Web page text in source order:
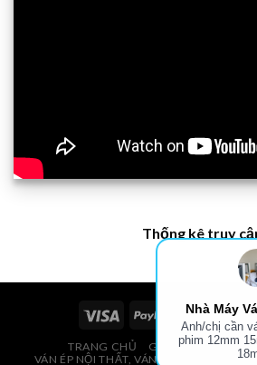
Thống kê truy
TRANG CHỦ
GIÁ VÁN PHỦ
VÁN ÉP NỘI THẤT, VÁN ÉP BAO BÌ, VÁN
Nhà Máy
Anh/chị cần
phim 12mm